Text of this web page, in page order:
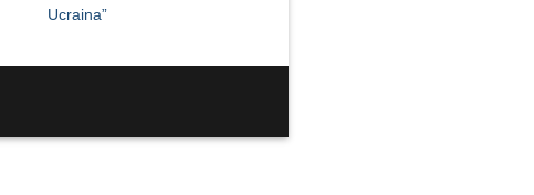
Ucraina”